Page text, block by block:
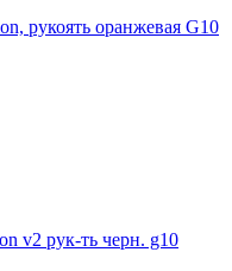
рукоять оранжевая G10